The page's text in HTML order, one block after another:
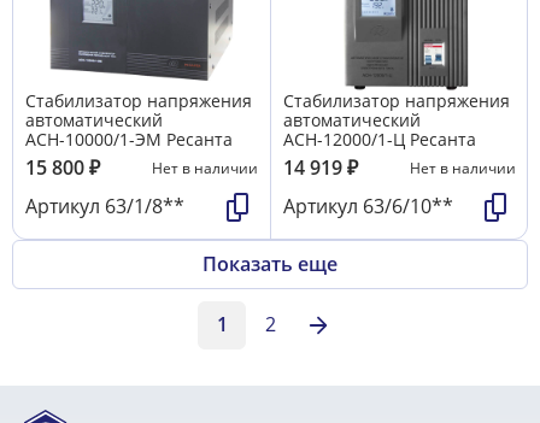
Стабилизатор напряжения
автоматический
АСН-10000/1-ЭМ Ресанта
15 800₽ Нет в наличии
Артикул 63/1/8**
Стабилизатор напряжения
автоматический
АСН-12000/1-Ц Ресанта
14 919₽ Нет в наличии
Артикул 63/6/10**
Показать еще
1 2